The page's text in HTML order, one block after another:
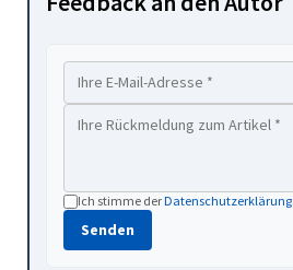
Ich stimme derDatenschutzerklärung
Senden